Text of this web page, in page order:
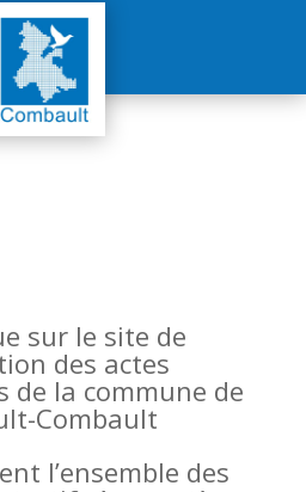
sur le site de
des actes
la commune de
Combault
l’ensemble des